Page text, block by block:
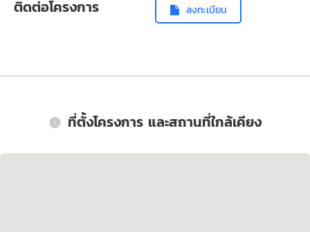
ติดต่อโครงการ
ลงทะเบียน
ที่ตั้งโครงการ และสถานที่ใกล้เคียง